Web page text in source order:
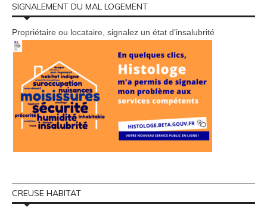
SIGNALEMENT DU MAL LOGEMENT
Propriétaire ou locataire, signalez un état d’insalubrité
CREUSE HABITAT